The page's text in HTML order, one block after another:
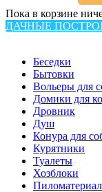
Пока в корзине
ДАЧНЫЕ
Беседки
Бытовки
Вольеры для
Домики для
Дровник
Душ
Конура для
Курятники
Туалеты
Хозблоки